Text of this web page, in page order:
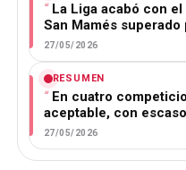
La Liga acabó con
San Mamés
27/05/2026
RESUMEN
En cuatro
aceptable, con
27/05/2026